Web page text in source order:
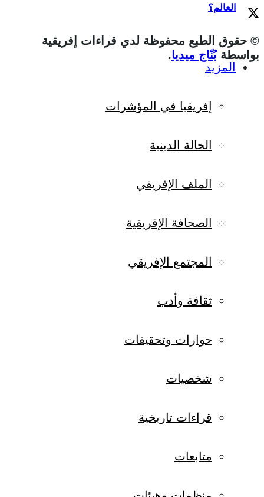
العالم؟
المزيد
إفريقيا في المؤشرات
الحالة الدينية
الملف الإفريقي
الصحافة الإفريقية
المجتمع الإفريقي
ثقافة وأدب
حوارات وتحقيقات
شخصيات
قراءات تاريخية
متابعات
© حقوق الطبع محفوظة لدي قراءات إفريقية
بواسطةبُنّاج ميديا.